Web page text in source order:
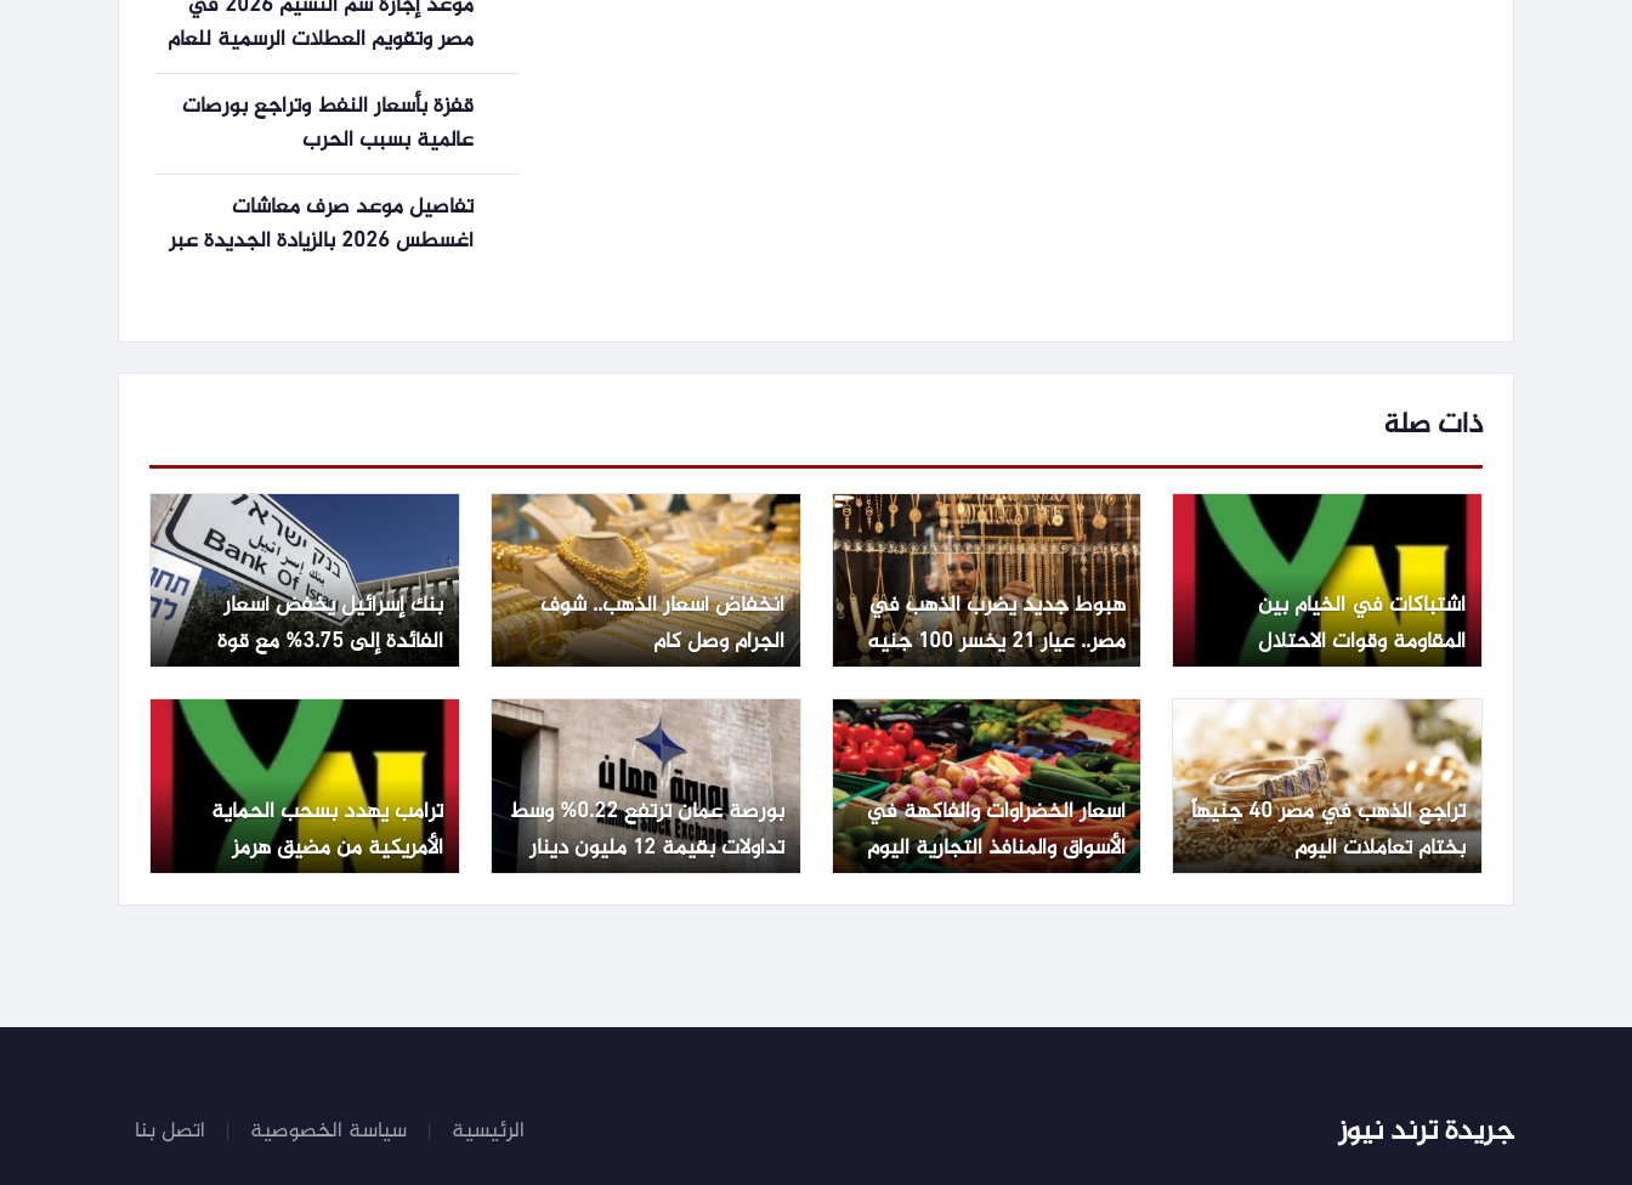
مصر وتقويم العطلات الرسمية للعام
قفزة بأسعار النفط وتراجع بورصات
عالمية بسبب الحرب
تفاصيل موعد صرف معاشات
أغسطس 2026 بالزيادة الجديدة عبر
ذات صلة
اشتباكات في الخيام بين
المقاومة وقوات الاحتلال
هبوط جديد يضرب الذهب في
مصر.. عيار 21 يخسر 100 جنيه
انخفاض أسعار الذهب.. شوف
الجرام وصل كام
بنك إسرائيل يخفض أسعار
الفائدة إلى 3.75% مع قوة
الشيكل وتراجع التضخم
تراجع الذهب في مصر 40 جنيهاً
بختام تعاملات اليوم
أسعار الخضراوات والفاكهة في
الأسواق والمنافذ التجارية اليوم
الجمعة 3 يوليو 2026
بورصة عمان ترتفع 0.22% وسط
تداولات بقيمة 12 مليون دينار
ترامب يهدد بسحب الحماية
الأمريكية من مضيق هرمز
ويطالب الدول المعنية بالدفاع
جريدة ترند نيوز الرئيسية سياسة الخصوصية اتصل بنا